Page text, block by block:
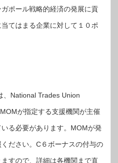
ポール戦略的経済の発展に貢
てはまる企業に対して１０ポ
、National Trades Union
が指定する支援機関が主催
る必要があります。MOMが発
ださい。C６ボーナスの付与の
すので、詳細は各機関まで直